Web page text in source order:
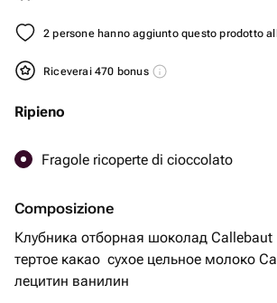
2 persone hanno aggiunto questo prodotto
Riceverai 470 bonus
Ripieno
Fragole ricoperte di cioccolato
Composizione
Клубника отборная шоколад Callebaut Какао масло
тертое какао ￼ сухое цельное молоко
лецитин ванилин ￼￼￼